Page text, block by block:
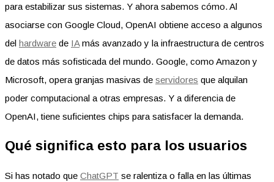
para estabilizar sus sistemas. Y ahora sabemos cómo. Al
asociarse con Google Cloud, OpenAI obtiene acceso a algunos
del hardware de IAmás avanzado y la infraestructura de centros
de datos más sofisticada del mundo. Google, como Amazon y
Microsoft, opera granjas masivas de servidores que alquilan
poder computacional a otras empresas. Y a diferencia de
OpenAI, tiene suficientes chips para satisfacer la demanda.
Qué significa esto para los usuarios
Si has notado que ChatGPT se ralentiza o falla en las últimas